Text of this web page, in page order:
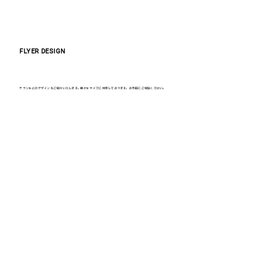
FLYER DESIGN
チラシなどのデザインをご紹介いたします。様々なサイズに対応しております。お気軽にご相談ください。